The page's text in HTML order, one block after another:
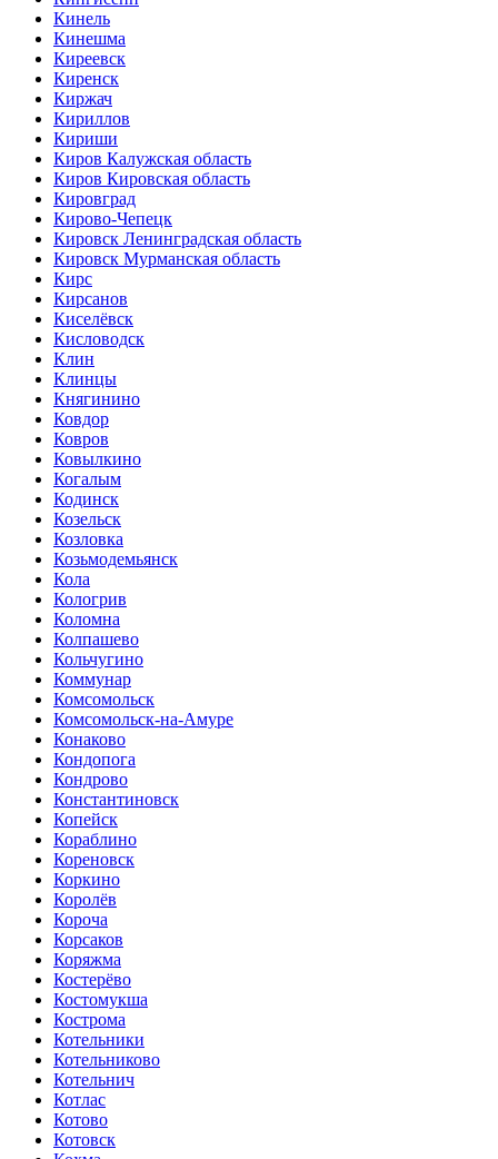
Кинель
Кинешма
Киреевск
Киренск
Киржач
Кириллов
Кириши
Киров Калужская область
Киров Кировская область
Кировград
Кирово-Чепецк
Кировск Ленинградская область
Кировск Мурманская область
Кирс
Кирсанов
Киселёвск
Кисловодск
Клин
Клинцы
Княгинино
Ковдор
Ковров
Ковылкино
Когалым
Кодинск
Козельск
Козловка
Козьмодемьянск
Кола
Кологрив
Коломна
Колпашево
Кольчугино
Коммунар
Комсомольск
Комсомольск-на-Амуре
Конаково
Кондопога
Кондрово
Константиновск
Копейск
Кораблино
Кореновск
Коркино
Королёв
Короча
Корсаков
Коряжма
Костерёво
Костомукша
Кострома
Котельники
Котельниково
Котельнич
Котлас
Котово
Котовск